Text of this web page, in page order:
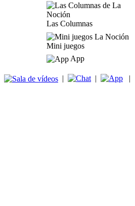
Las Columnas
Mini juegos
App
| | |